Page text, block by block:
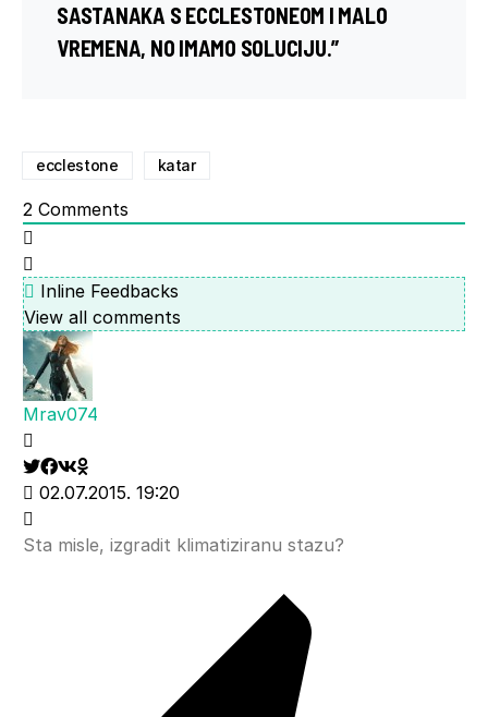
SASTANAKA S ECCLESTONEOM I MALO
VREMENA, NO IMAMO SOLUCIJU.”
ecclestone katar
2 Comments
Inline Feedbacks
View all comments
Mrav074
02.07.2015. 19:20
Sta misle, izgradit klimatiziranu stazu?